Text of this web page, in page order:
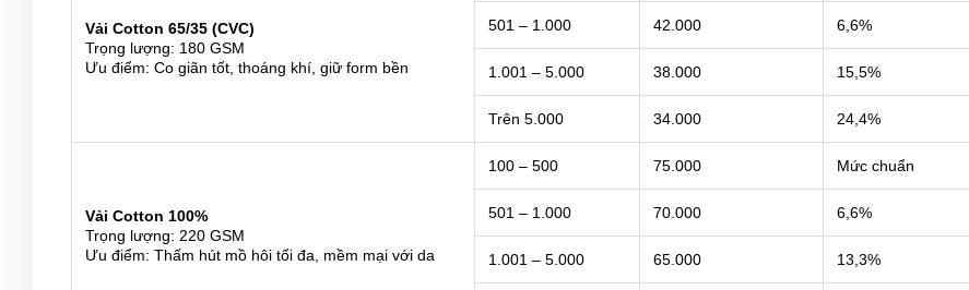
Vải Cotton 65/35 (CVC)
Trọng lượng: 180 GSM
Ưu điểm: Co giãn tốt, thoáng khí, giữ form bền
501 – 1.000 42.000 6,6%
1.001 – 5.000 38.000 15,5%
Trên 5.000 34.000 24,4%
Vải Cotton 100%
Trọng lượng: 220 GSM
Ưu điểm: Thấm hút mồ hôi tối đa, mềm mại với da
100 – 500 75.000 Mức chuẩn
501 – 1.000 70.000 6,6%
1.001 – 5.000 65.000 13,3%